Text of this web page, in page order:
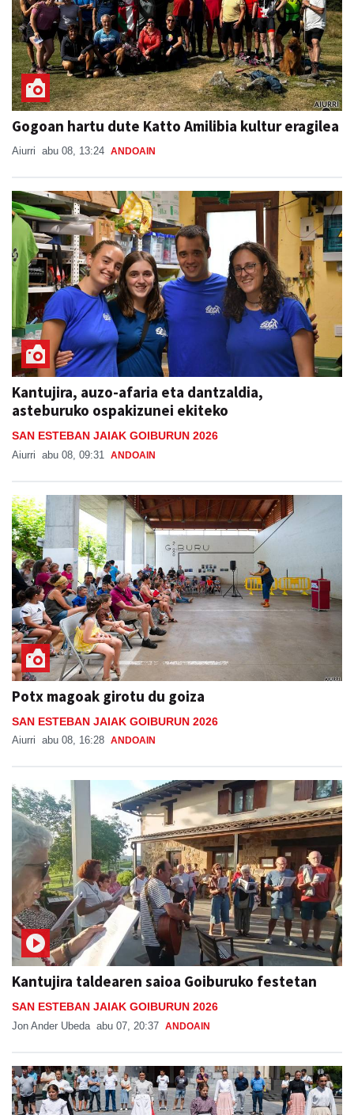
Gogoan hartu dute Katto Amilibia kultur eragilea
Aiurri abu 08, 13:24 ANDOAIN
Kantujira, auzo-afaria eta dantzaldia,
asteburuko ospakizunei ekiteko
SAN ESTEBAN JAIAK GOIBURUN 2026
Aiurri abu 08, 09:31 ANDOAIN
Potx magoak girotu du goiza
SAN ESTEBAN JAIAK GOIBURUN 2026
Aiurri abu 08, 16:28 ANDOAIN
Kantujira taldearen saioa Goiburuko festetan
SAN ESTEBAN JAIAK GOIBURUN 2026
Jon Ander Ubeda abu 07, 20:37 ANDOAIN